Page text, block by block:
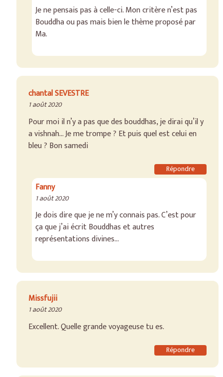
Je ne pensais pas à celle-ci. Mon critère n’est pas
Bouddha ou pas mais bien le thème proposé par
Ma.
chantal SEVESTRE
1 août 2020
Pour moi il n’y a pas que des bouddhas, je dirai qu’il y
a vishnah… Je me trompe ? Et puis quel est celui en
bleu ? Bon samedi
Répondre
Fanny
1 août 2020
Je dois dire que je ne m’y connais pas. C’est pour
ça que j’ai écrit Bouddhas et autres
représentations divines…
Missfujii
1 août 2020
Excellent. Quelle grande voyageuse tu es.
Répondre